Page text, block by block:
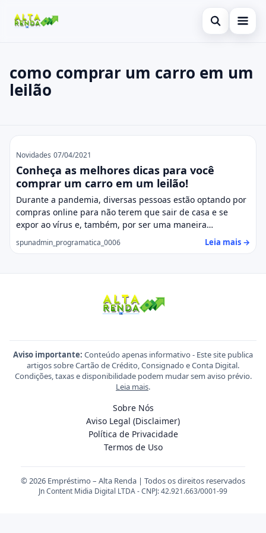
Abrir busca
Cartão de Crédito
Conta Digital
Finanças
Imóvel
Legal
Buscar no site
Pressione Enter para buscar ou ESC para fechar.
como comprar um carro em um
leilão
como comprar um carro em um
Novidades 07/04/2021
Conheça as melhores dicas para você
comprar um carro em um leilão!
Durante a pandemia, diversas pessoas estão optando por
compras online para não terem que sair de casa e se
expor ao vírus e, também, por ser uma maneira…
spunadmin_programatica_0006 Leia mais →
Aviso importante: Conteúdo apenas informativo - Este site publica
artigos sobre Cartão de Crédito, Consignado e Conta Digital.
Condições, taxas e disponibilidade podem mudar sem aviso prévio.
Leia mais.
Sobre Nós
Aviso Legal (Disclaimer)
Política de Privacidade
Termos de Uso
© 2026 Empréstimo – Alta Renda | Todos os direitos reservados
Jn Content Midia Digital LTDA - CNPJ: 42.921.663/0001-99